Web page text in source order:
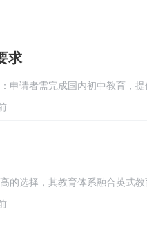
求
申请者需完成国内初中教育，
的选择，其教育体系融合英式